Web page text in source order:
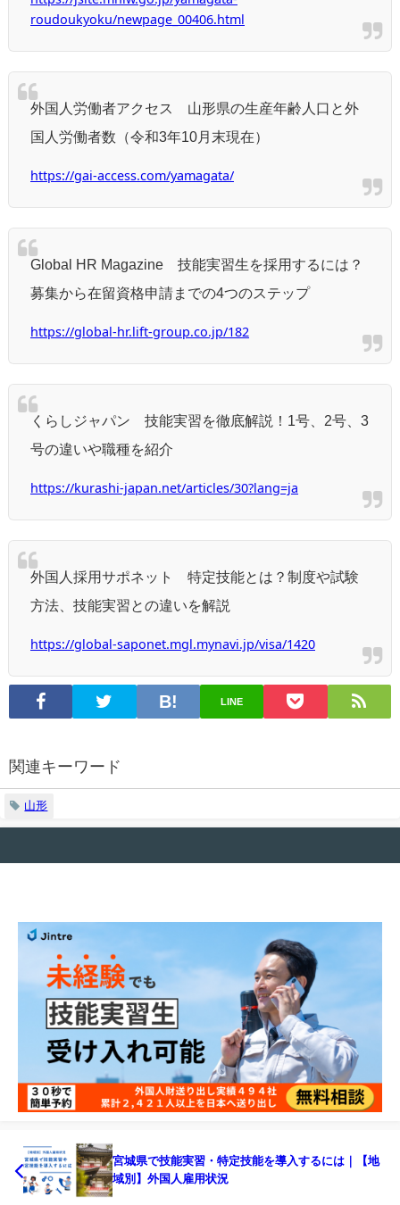
roudoukyoku/newpage_00406.html
外国人労働者アクセス 山形県の生産年齢人口と外
国人労働者数（令和3年10月末現在）
https://gai-access.com/yamagata/
Global HR Magazine 技能実習生を採用するには？
募集から在留資格申請までの4つのステップ
https://global-hr.lift-group.co.jp/182
くらしジャパン 技能実習を徹底解説！1号、2号、3
号の違いや職種を紹介
https://kurashi-japan.net/articles/30?lang=ja
外国人採用サポネット 特定技能とは？制度や試験
方法、技能実習との違いを解説
https://global-saponet.mgl.mynavi.jp/visa/1420
LINE
関連キーワード
山形
宮城県で技能実習・特定技能を導入するには｜【地
域別】外国人雇用状況